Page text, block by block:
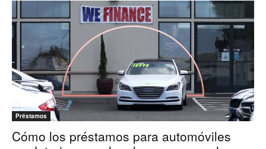
Préstamos
Cómo los préstamos para automóviles